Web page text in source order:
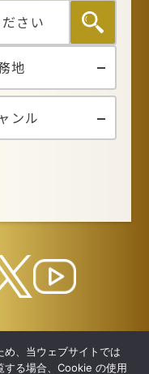
め、当ウェブサイトでは
する場合、Cookie の使用